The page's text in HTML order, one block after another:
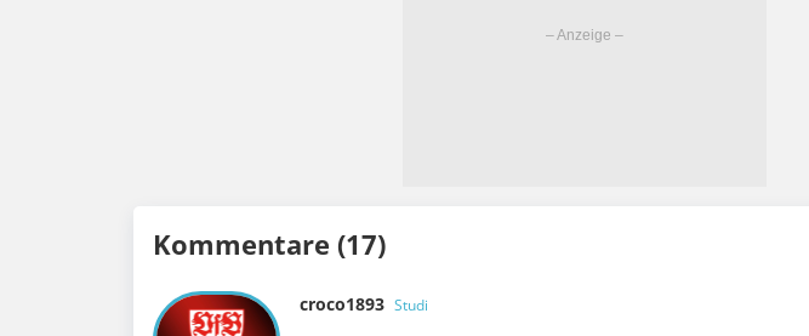
Kommentare (17)
croco1893 Studi